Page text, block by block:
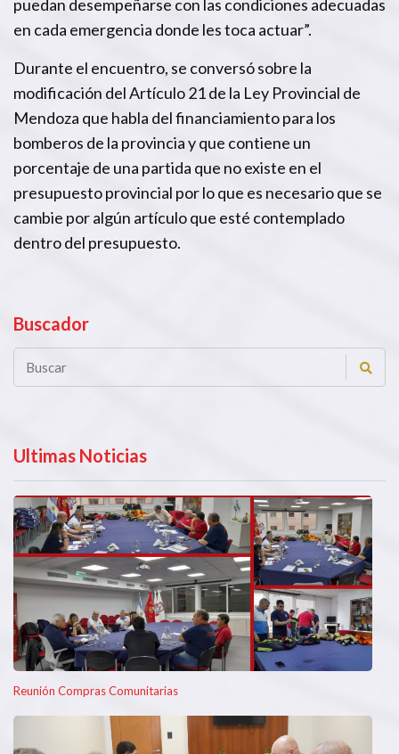
puedan desempeñarse con las condiciones adecuadas
en cada emergencia donde les toca actuar”.
Durante el encuentro, se conversó sobre la
modificación del Artículo 21 de la Ley Provincial de
Mendoza que habla del financiamiento para los
bomberos de la provincia y que contiene un
porcentaje de una partida que no existe en el
presupuesto provincial por lo que es necesario que se
cambie por algún artículo que esté contemplado
dentro del presupuesto.
Buscador
Ultimas Noticias
Reunión Compras Comunitarias